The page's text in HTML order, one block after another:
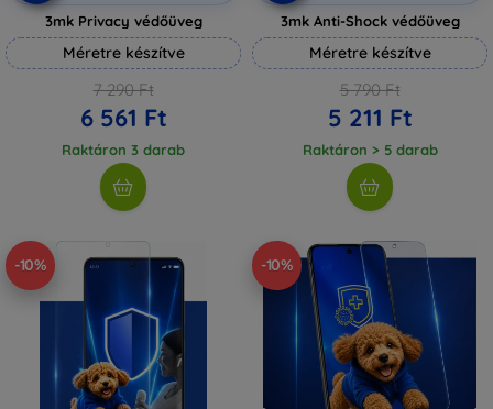
3mk Privacy védőüveg
Méretre készítve
7 290 Ft
6 561 Ft
Raktáron 3 darab
3mk Anti-Shock védőüveg
Méretre készítve
5 790 Ft
5 211 Ft
Raktáron > 5 darab
-10% -10%